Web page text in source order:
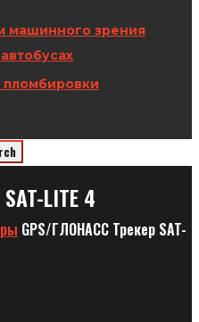
машинного зрения
LITE 4
GPS/ГЛОНАСС Трекер SAT-